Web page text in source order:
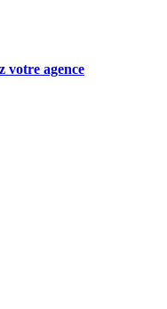
votre agence